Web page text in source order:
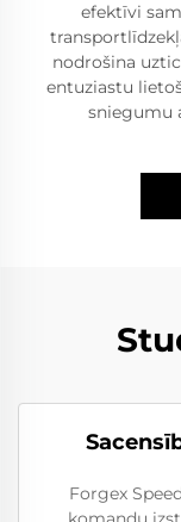
efektīvi
nodrošina
entuziastu
sniegumu
Forgex